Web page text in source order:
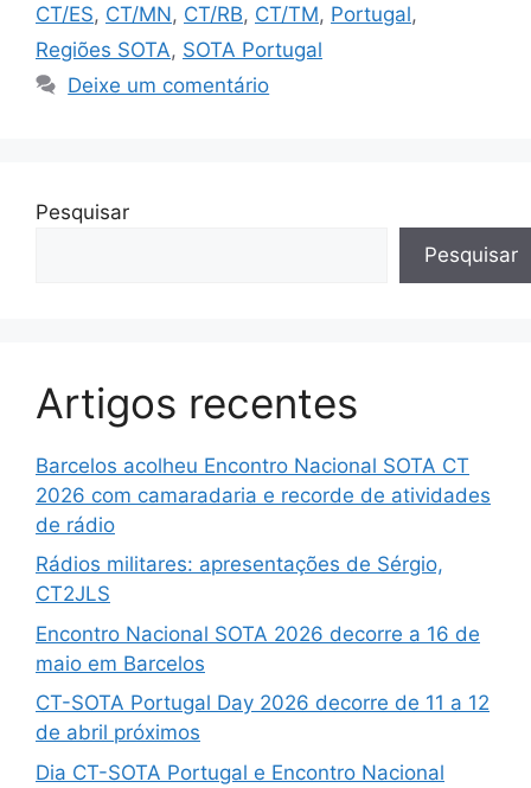
CT/ES, CT/MN, CT/RB, CT/TM, Portugal,
Regiões SOTA, SOTA Portugal
Deixe um comentário
Pesquisar
Pesquisar
Artigos recentes
Barcelos acolheu Encontro Nacional SOTA CT
2026 com camaradaria e recorde de atividades
de rádio
Rádios militares: apresentações de Sérgio,
CT2JLS
Encontro Nacional SOTA 2026 decorre a 16 de
maio em Barcelos
CT-SOTA Portugal Day 2026 decorre de 11 a 12
de abril próximos
Dia CT-SOTA Portugal e Encontro Nacional